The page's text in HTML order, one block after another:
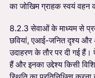
का जोखिम ग्राहक स्वयं वहन
8.2.3 सेवाओं के माध्यम से
छवियां, एआई-जनित दृश्य और
उदाहरण के तौर पर दी गई हैं।
हैं और इनका उद्देश्य किसी